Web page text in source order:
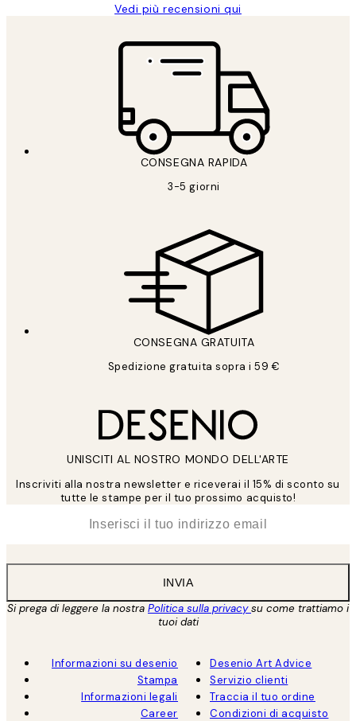
Vedi più recensioni qui
CONSEGNA RAPIDA
3-5 giorni
CONSEGNA GRATUITA
Spedizione gratuita sopra i 59 €
UNISCITI AL NOSTRO MONDO DELL'ARTE
Inscriviti alla nostra newsletter e riceverai il 15% di sconto su
tutte le stampe per il tuo prossimo acquisto!
INVIA
Si prega di leggere la nostra Politica sulla privacysu come trattiamo i
tuoi dati
Informazioni su desenio
Stampa
Informazioni legali
Career
Desenio Art Advice
Servizio clienti
Traccia il tuo ordine
Condizioni di acquisto